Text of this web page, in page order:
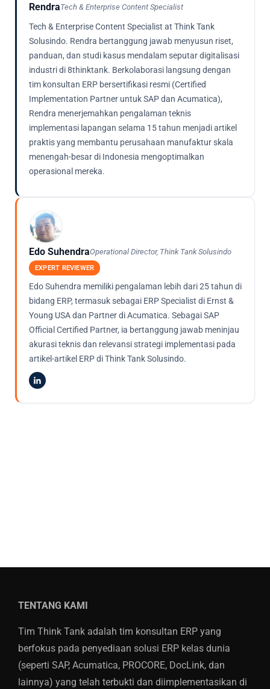
RendraTech & Enterprise Content Specialist
Tech & Enterprise Content Specialist at Think Tank
Solusindo. Rendra bertanggung jawab menyusun riset,
panduan, dan studi kasus mendalam seputar digitalisasi
industri di 8thinktank. Berkolaborasi langsung dengan
tim konsultan ERP bersertifikasi resmi (Certified
Implementation Partner untuk SAP dan Acumatica),
Rendra menerjemahkan pengalaman teknis
implementasi lapangan selama 15 tahun menjadi artikel
praktis yang membantu perusahaan manufaktur skala
menengah-besar di Indonesia mengoptimalkan
operasional mereka.
Edo SuhendraOperational Director, Think Tank Solusindo
EXPERT REVIEWER
Edo Suhendra memiliki pengalaman lebih dari 25 tahun di
bidang ERP, termasuk sebagai ERP Specialist di Ernst &
Young USA dan Partner di Acumatica. Sebagai SAP
Official Certified Partner, ia bertanggung jawab meninjau
akurasi teknis dan relevansi strategi implementasi pada
artikel-artikel ERP di Think Tank Solusindo.
TENTANG KAMI
Tim Think Tank adalah tim konsultan ERP yang
berfokus pada penyediaan solusi ERP kelas dunia
(seperti SAP, Acumatica, PROCORE, DocLink, dan
lainnya) yang telah terbukti dan diimplementasikan di